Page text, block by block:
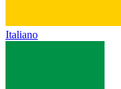
Italiano